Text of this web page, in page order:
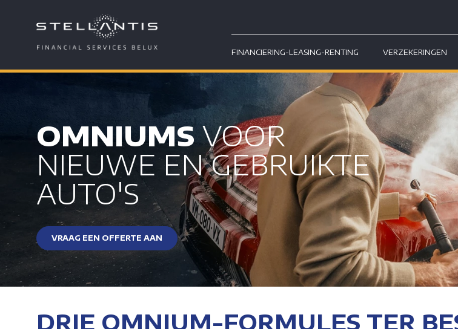
FINANCIERING-LEASING-RENTING VERZEKERINGEN
OMNIUMSVOOR
NIEUWE EN GEBRUIKTE
AUTO'S
VRAAG EEN OFFERTE AAN
DRIE OMNIUM-FORMULES TER